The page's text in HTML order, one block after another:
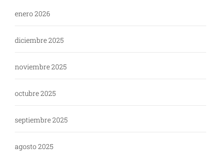
enero 2026
diciembre 2025
noviembre 2025
octubre 2025
septiembre 2025
agosto 2025